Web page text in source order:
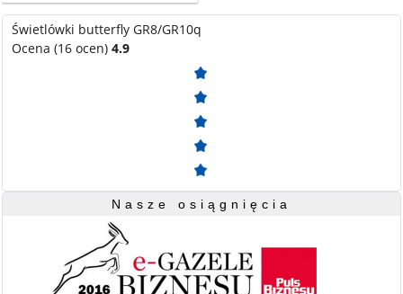
Świetlówki butterfly GR8/GR10q
Ocena (16 ocen)4.9
Nasze osiągnięcia